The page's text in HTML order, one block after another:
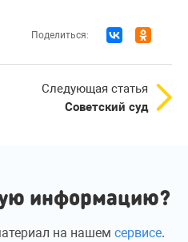
Поделиться:
Следующая статья
Советский суд
информацию?
на нашем сервисе.